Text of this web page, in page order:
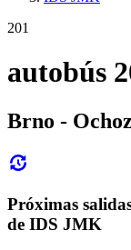
201
autobús
Brno -
Próximas
de IDS JMK